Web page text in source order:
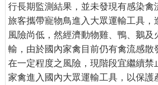
行長期監測結果，並未發現有感染禽
旅客攜帶寵物鳥進入大眾運輸工具，
風險尚低，然經濟動物雞、鴨、鵝及
輸，由於國內家禽目前仍有禽流感散
在一定程度之風險，現階段宜繼續禁
家禽進入國內大眾運輸工具，以保護